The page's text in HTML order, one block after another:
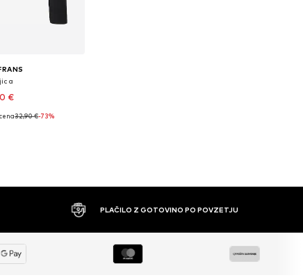
€
velikosti: S
32,90 €-73%
PLAČILO Z GOTOVINO PO POVZETJU